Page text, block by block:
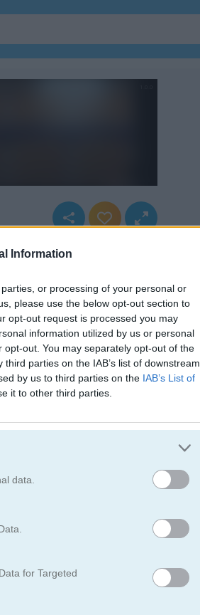
Information
or processing of your personal or
please use the below opt-out section to
opt-out request is processed you may
information utilized by us or personal
out. You may separately opt-out of the
parties on the IAB’s list of downstream
by us to third parties on the IAB’s List of
it to other third parties.
data.
for Targeted
famosos y participar en un torneo
tus fans gritan tu nombre.
tiros precisos. ¿Podrás ganar cada
partido que juegues anotando más
de selección de personajes. Hay 33
Los otros 12 se desbloquean al
randomizar al rival. Usa las teclas
ESPACIADORA para patear el
de goles posible. Hay 6
todos los partidos, desbloquear a